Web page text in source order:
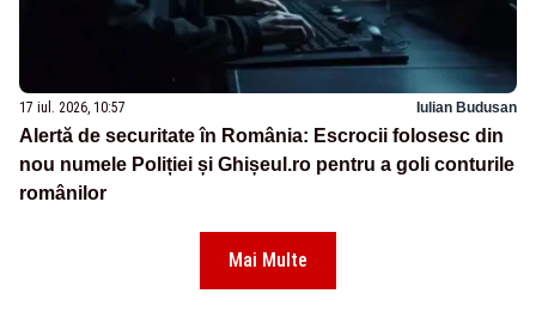
17 iul. 2026, 10:57 Iulian Budusan
Alertă de securitate în România: Escrocii folosesc din
nou numele Poliției și Ghișeul.ro pentru a goli conturile
românilor
Mai Multe